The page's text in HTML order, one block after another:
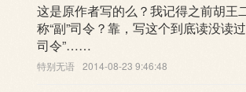
这是原作者写的么？我记得之前胡王
称“副”司令？靠，写这个到底读没读
司令”……
特别无语 2014-08-23 9:46:48